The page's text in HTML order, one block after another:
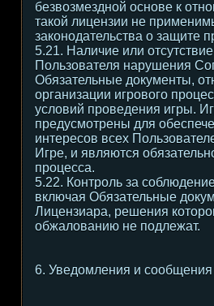
безвозмездной основе к
такой лицензии не
законодательства о защите
5.21. Наличие или
Пользователя нарушения
Обязательные документы,
организации игрового
условий проведения игры.
предусмотрены для
интересов всех
Игре, и являются
процесса.
5.22. Контроль за
включая Обязательные
Лицензиара, решения
обжалованию не подлежат.
6. Уведомления и сообщения